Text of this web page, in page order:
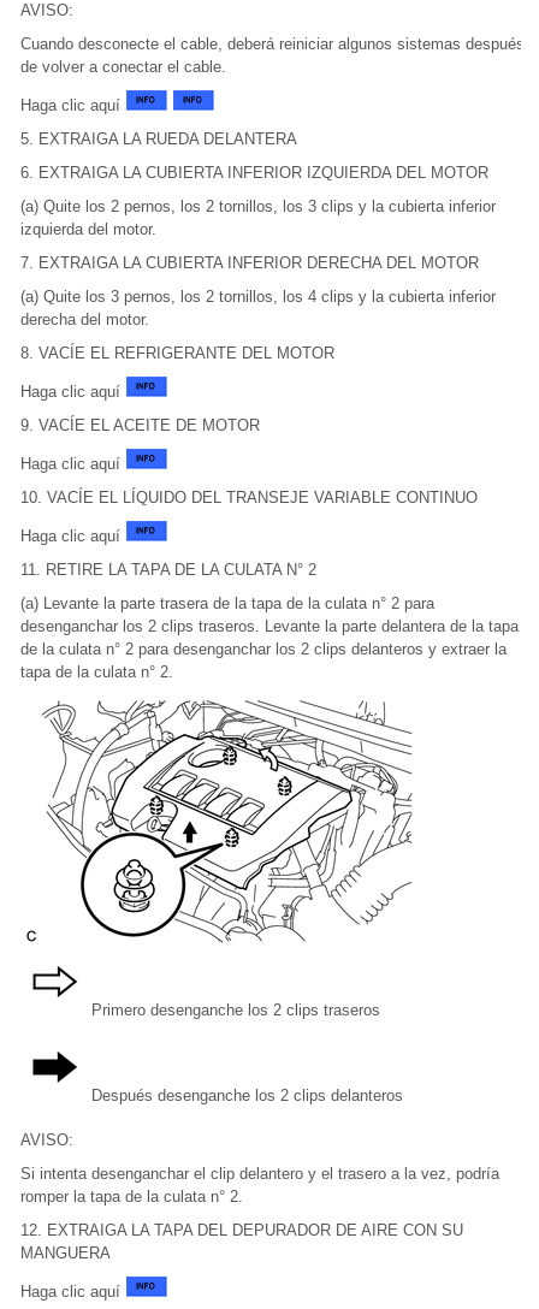
AVISO:
Cuando desconecte el cable, deberá reiniciar algunos sistemas después
de volver a conectar el cable.
Haga clic aquí
5. EXTRAIGA LA RUEDA DELANTERA
6. EXTRAIGA LA CUBIERTA INFERIOR IZQUIERDA DEL MOTOR
(a) Quite los 2 pernos, los 2 tornillos, los 3 clips y la cubierta inferior
izquierda del motor.
7. EXTRAIGA LA CUBIERTA INFERIOR DERECHA DEL MOTOR
(a) Quite los 3 pernos, los 2 tornillos, los 4 clips y la cubierta inferior
derecha del motor.
8. VACÍE EL REFRIGERANTE DEL MOTOR
Haga clic aquí
9. VACÍE EL ACEITE DE MOTOR
Haga clic aquí
10. VACÍE EL LÍQUIDO DEL TRANSEJE VARIABLE CONTINUO
Haga clic aquí
11. RETIRE LA TAPA DE LA CULATA N° 2
(a) Levante la parte trasera de la tapa de la culata n° 2 para
desenganchar los 2 clips traseros. Levante la parte delantera de la tapa
de la culata n° 2 para desenganchar los 2 clips delanteros y extraer la
tapa de la culata n° 2.
Primero desenganche los 2 clips traseros
Después desenganche los 2 clips delanteros
AVISO:
Si intenta desenganchar el clip delantero y el trasero a la vez, podría
romper la tapa de la culata n° 2.
12. EXTRAIGA LA TAPA DEL DEPURADOR DE AIRE CON SU
MANGUERA
Haga clic aquí